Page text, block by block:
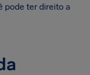
pode ter direito a